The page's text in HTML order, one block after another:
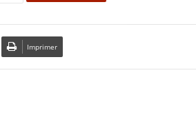
Imprimer